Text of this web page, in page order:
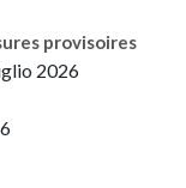
provisoires
2026